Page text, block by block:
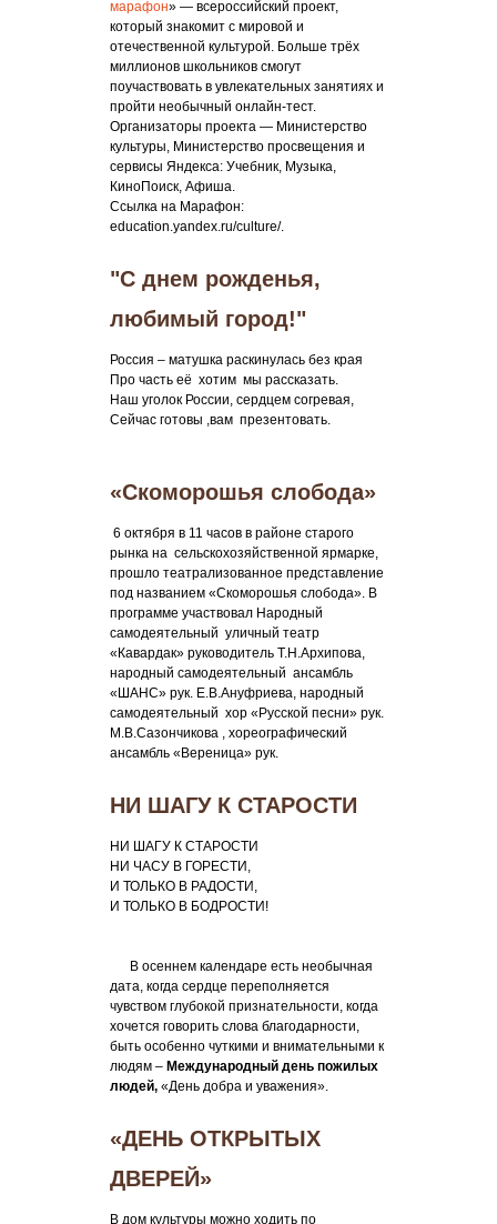
марафон» — всероссийский проект,
который знакомит с мировой и
отечественной культурой. Больше трёх
миллионов школьников смогут
поучаствовать в увлекательных занятиях и
пройти необычный онлайн-тест.
Организаторы проекта — Министерство
культуры, Министерство просвещения и
сервисы Яндекса: Учебник, Музыка,
КиноПоиск, Афиша.
Ссылка на Марафон:
education.yandex.ru/culture/.
"С днем рожденья,
любимый город!"
Россия – матушка раскинулась без края
Про часть её хотим мы рассказать.
Наш уголок России, сердцем согревая,
Сейчас готовы ,вам презентовать.
«Скоморошья слобода»
6 октября в 11 часов в районе старого
рынка на сельскохозяйственной ярмарке,
прошло театрализованное представление
под названием «Скоморошья слобода». В
программе участвовал Народный
самодеятельный уличный театр
«Кавардак» руководитель Т.Н.Архипова,
народный самодеятельный ансамбль
«ШАНС» рук. Е.В.Ануфриева, народный
самодеятельный хор «Русской песни» рук.
М.В.Сазончикова , хореографический
ансамбль «Вереница» рук.
НИ ШАГУ К СТАРОСТИ
НИ ШАГУ К СТАРОСТИ
НИ ЧАСУ В ГОРЕСТИ,
И ТОЛЬКО В РАДОСТИ,
И ТОЛЬКО В БОДРОСТИ!
В осеннем календаре есть необычная
дата, когда сердце переполняется
чувством глубокой признательности, когда
хочется говорить слова благодарности,
быть особенно чуткими и внимательными к
людям – Международный день пожилых
людей, «День добра и уважения».
«ДЕНЬ ОТКРЫТЫХ
ДВЕРЕЙ»
В дом культуры можно ходить по